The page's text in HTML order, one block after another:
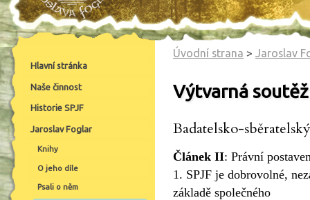
Úvodní strana > Jaroslav
Výtvarná
Badatelsko-
Článek II: Právní
1. SPJF je dobrovolné,
základě společného
Hlavní stránka
Naše činnost
Historie SPJF
Jaroslav Foglar
Knihy
O jeho díle
Psali o něm